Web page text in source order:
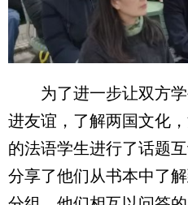
为了进一步让双方学
进友谊，了解两国文化
的法语学生进行了话题
分享了他们从书本中了